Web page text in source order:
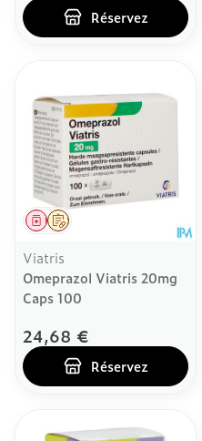
Réservez
Sur prescription
Médicament
Viatris
Omeprazol Viatris 20mg
Caps 100
24,68 €
Réservez